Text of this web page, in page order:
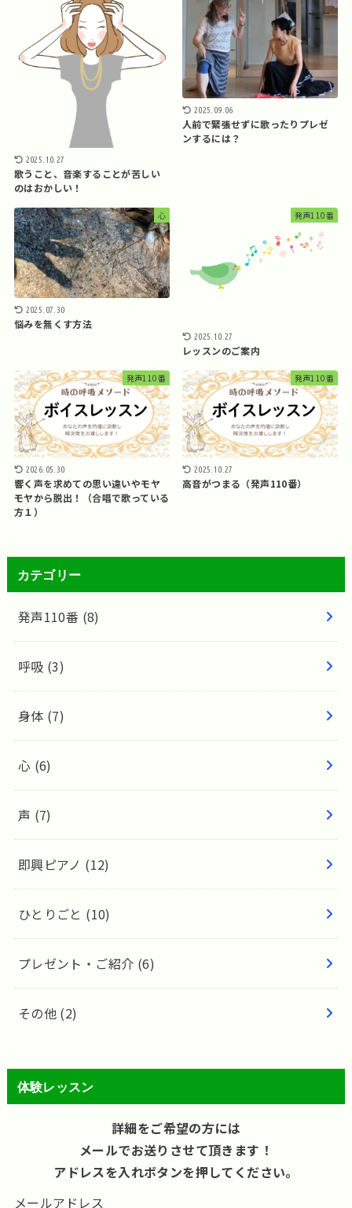
2025.10.27
歌うこと、音楽することが苦しい
のはおかしい！
2025.09.06
人前で緊張せずに歌ったりプレゼ
ンするには？
心
2025.07.30
悩みを無くす方法
発声110番
2025.10.27
レッスンのご案内
発声110番
2026.05.30
響く声を求めての思い違いやモヤ
モヤから脱出！（合唱で歌っている
方１）
発声110番
2025.10.27
高音がつまる（発声110番）
カテゴリー
発声110番 (8)
呼吸 (3)
身体 (7)
心 (6)
声 (7)
即興ピアノ (12)
ひとりごと (10)
プレゼント・ご紹介 (6)
その他 (2)
体験レッスン
詳細をご希望の方には
メールでお送りさせて頂きます！
アドレスを入れボタンを押してください。
メールアドレス